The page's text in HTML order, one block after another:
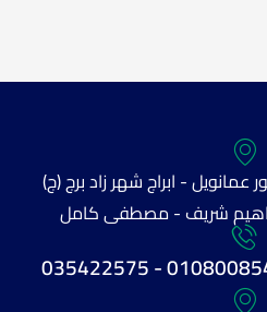
فيكتور عمانويل - ابراج شهر زاد برج (ج)